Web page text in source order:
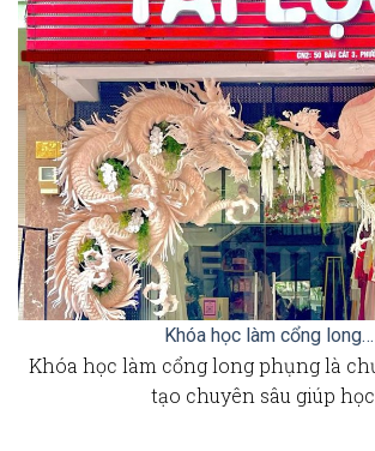
Khóa học làm cổng long…
Khóa học làm cổng long phụng là
tạo chuyên sâu giúp học…